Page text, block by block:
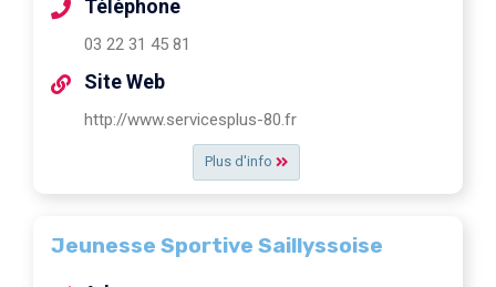
Plus d'info
Téléphone
03 22 31 45 81
Site Web
http://www.servicesplus-80.fr
Jeunesse Sportive Saillyssoise